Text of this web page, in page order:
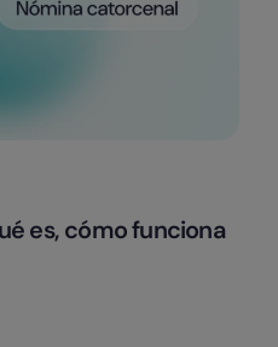
es, cómo funciona